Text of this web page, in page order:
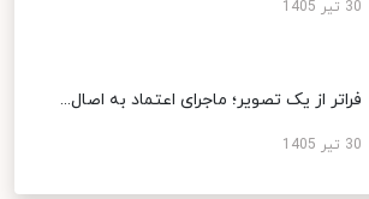
30 تیر 1405
فراتر از یک تصویر؛ ماجرای اعتماد به اصال...
30 تیر 1405